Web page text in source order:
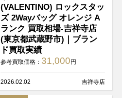
(VALENTINO) ロックスタッ
ズ 2Wayバッグ オレンジ A
ランク 買取相場-吉祥寺店
(東京都武蔵野市)｜ブラン
ド買取実績
参考買取価格： 31,000 円
2026.02.02 吉祥寺店